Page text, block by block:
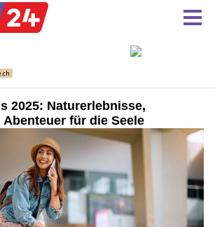
2025: Naturerlebnisse,
für die Seele